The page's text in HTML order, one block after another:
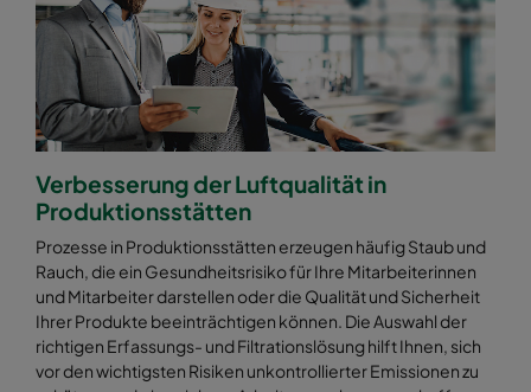
Verbesserung der Luftqualität in
Produktionsstätten
Prozesse in Produktionsstätten erzeugen häufig Staub und
Rauch, die ein Gesundheitsrisiko für Ihre Mitarbeiterinnen
und Mitarbeiter darstellen oder die Qualität und Sicherheit
Ihrer Produkte beeinträchtigen können. Die Auswahl der
richtigen Erfassungs- und Filtrationslösung hilft Ihnen, sich
vor den wichtigsten Risiken unkontrollierter Emissionen zu